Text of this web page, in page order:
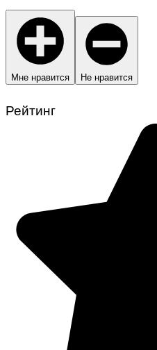
Мне нравится Не нравится
Рейтинг